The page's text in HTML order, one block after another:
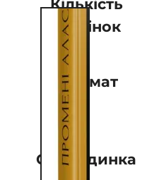
Кількість
сторінок
Формат
Обкладинка